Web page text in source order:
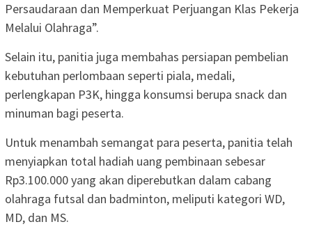
Persaudaraan dan Memperkuat Perjuangan Klas Pekerja
Melalui Olahraga”.
Selain itu, panitia juga membahas persiapan pembelian
kebutuhan perlombaan seperti piala, medali,
perlengkapan P3K, hingga konsumsi berupa snack dan
minuman bagi peserta.
Untuk menambah semangat para peserta, panitia telah
menyiapkan total hadiah uang pembinaan sebesar
Rp3.100.000 yang akan diperebutkan dalam cabang
olahraga futsal dan badminton, meliputi kategori WD,
MD, dan MS.